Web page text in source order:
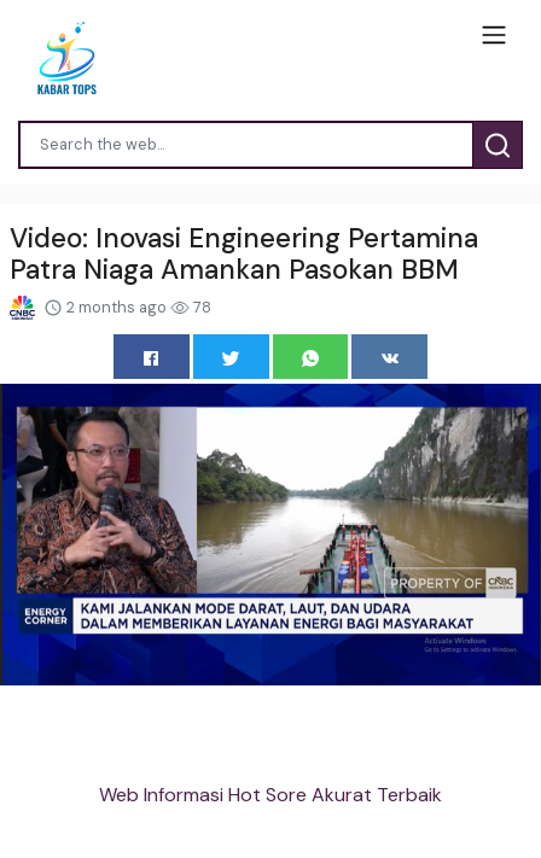
Video: Inovasi Engineering Pertamina
Patra Niaga Amankan Pasokan BBM
2 months ago 78
Web Informasi Hot Sore Akurat Terbaik